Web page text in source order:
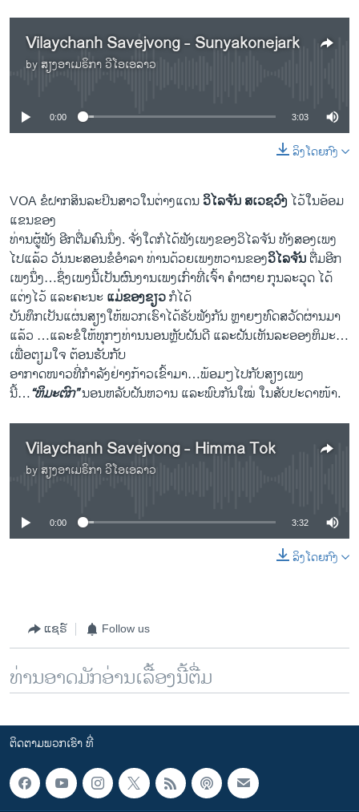
Vilaychanh Savejvong - Sunyakonejark
by ສຽງອາເມຣິກາ ວີໂອເອລາວ
No media source currently available
0:00 3:03
ລິງໂດຍກົງ
​VOA ຂໍຝາກສິນລະປິນສາວໃນຕ່າງແດນວິໄລຈັນ ສເວຊວົງໄວ້ໃນອ້ອມ
ແຂນຂອງ
ທ່ານຜູ້ຟັງ ອີກຕື່ມຄົນ​ນຶ່ງ. ຈັ່ງໃດກໍໄດ້ຟັງເພງຂອງວິໄລຈັນ ທັງສອງເພງ
ໄປແລ້ວ ວັນນະສອນຂໍອຳ​ລາ ທ່ານ​ດ້ວຍເພງຫວານຂອງວິໄລຈັນຕື່ມອີກ​
ເພງ​ນຶ່ງ…ຊຶ່ງ​ເພງ​ນີ້​ເປັນ​ຜົນງານເພງເກົ່າທີ່ເຈົ້າ ຄຳຜາຍ ກຸນລະວຸດ ໄດ້
ແຕ່ງໄວ້ ແລະຄະນະ ແມ່ຂອງຂຽວກໍ​ໄດ້
ບັນທຶກເປັນແຜ່ນສຽງໃຫ້ພວກເຮົາໄດ້ຮັບຟັງກັນ ​ຫຼາຍໆ​ທົດ​ສວັດ​ຜ່ານມາ​
ແລ້ວ …ແລະ​ຂໍໃຫ້ທຸກໆທ່ານ​ນອນ​ຫຼັບ​ຝັນ​ດີ ແລະຝັນ​ເຫັນ​ລະອອງຫິມະ…
ເພື່ອຕຽມໃຈ ຕ້ອນຮັບກັບ
ອາກາດໜາວທີ່ກຳລັງຢ່າງກ້າວເຂົ້າມາ…ພ້ອມໆໄປ​ກັບ​ສຽງ​ເພງ​
ນີ້…“ຫິມະຕົກ”ນອນ​ຫລັບ​ຝັນ​ຫວານ ​ແລະ​ພົບ​ກັນ​ໃໝ່ ​ໃນ​ສັບປະດາ​ໜ້າ.
Vilaychanh Savejvong - Himma Tok
by ສຽງອາເມຣິກາ ວີໂອເອລາວ
No media source currently available
0:00 3:32
ລິງໂດຍກົງ
ແຊຣ໌ Follow us
ທ່ານອາດມັກອ່ານເລື້ອງນີ້ຕື່ມ
ຕິດຕາມພວກເຮົາ ທີ່